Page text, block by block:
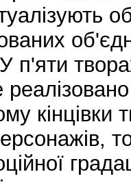
п'яти
кінцівки